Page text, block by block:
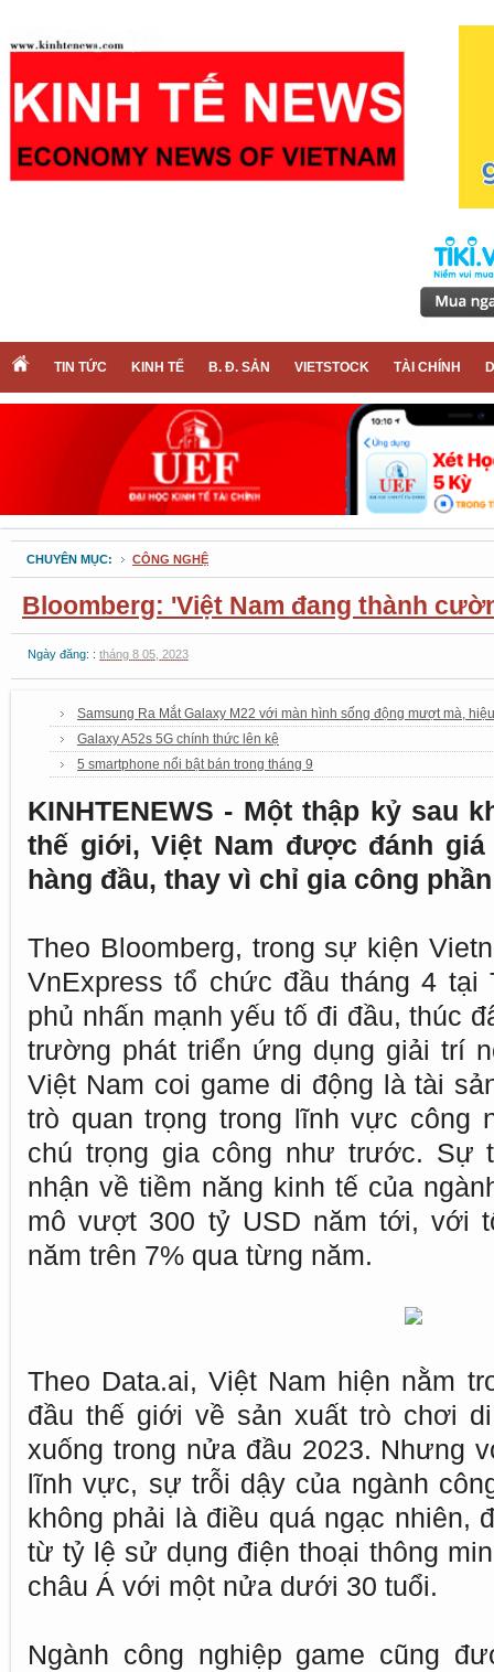
TIN TỨC KINH TẾ B. Đ. SẢN VIETSTOCK TÀI CHÍNH
CHUYÊN MỤC: CÔNG NGHỆ
Bloomberg: 'Việt Nam đang thành
Ngày đăng: : tháng 8 05, 2023
Samsung Ra Mắt Galaxy M22 với màn hình sống động mượt mà,
Galaxy A52s 5G chính thức lên kệ
5 smartphone nổi bật bán trong tháng 9
KINHTENEWS - Một thập kỷ sau
thế giới, Việt Nam được đánh
hàng đầu, thay vì chỉ gia công
Theo Bloomberg, trong sự kiện
VnExpress tổ chức đầu tháng 4 tại
phủ nhấn mạnh yếu tố đi đầu, thúc
trường phát triển ứng dụng giải trí
Việt Nam coi game di động là tài
trò quan trọng trong lĩnh vực công
chú trọng gia công như trước. Sự
nhận về tiềm năng kinh tế của
mô vượt 300 tỷ USD năm tới, với
năm trên 7% qua từng năm.
Theo Data.ai, Việt Nam hiện nằm
đầu thế giới về sản xuất trò chơi
xuống trong nửa đầu 2023. Nhưng
lĩnh vực, sự trỗi dậy của ngành
không phải là điều quá ngạc nhiên,
từ tỷ lệ sử dụng điện thoại thông
châu Á với một nửa dưới 30 tuổi.
Ngành công nghiệp game cũng